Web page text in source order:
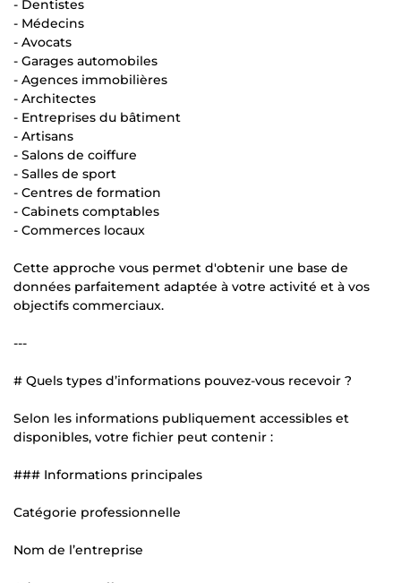
- Dentistes
- Médecins
- Avocats
- Garages automobiles
- Agences immobilières
- Architectes
- Entreprises du bâtiment
- Artisans
- Salons de coiffure
- Salles de sport
- Centres de formation
- Cabinets comptables
- Commerces locaux
Cette approche vous permet d'obtenir une base de
données parfaitement adaptée à votre activité et à vos
objectifs commerciaux.
---
# Quels types d’informations pouvez-vous recevoir ?
Selon les informations publiquement accessibles et
disponibles, votre fichier peut contenir :
### Informations principales
Catégorie professionnelle
Nom de l’entreprise